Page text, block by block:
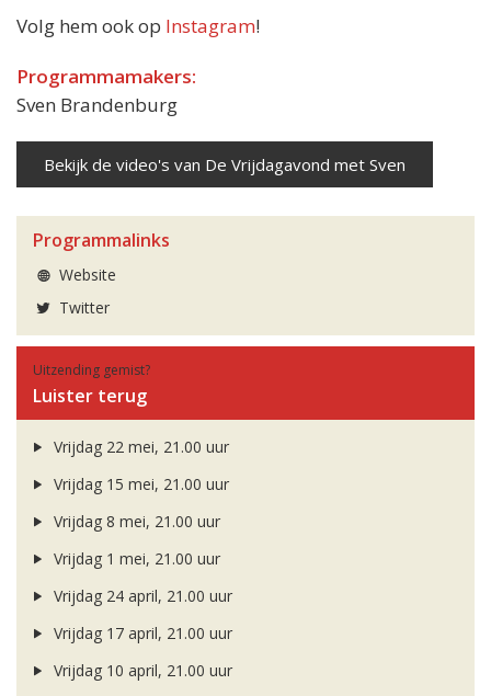
Volg hem ook op Instagram!
Programmamakers:
Sven Brandenburg
Bekijk de video's van De Vrijdagavond met Sven
Programmalinks
Website
Twitter
Uitzending gemist?
Luister terug
Vrijdag 22 mei, 21.00 uur
Vrijdag 15 mei, 21.00 uur
Vrijdag 8 mei, 21.00 uur
Vrijdag 1 mei, 21.00 uur
Vrijdag 24 april, 21.00 uur
Vrijdag 17 april, 21.00 uur
Vrijdag 10 april, 21.00 uur